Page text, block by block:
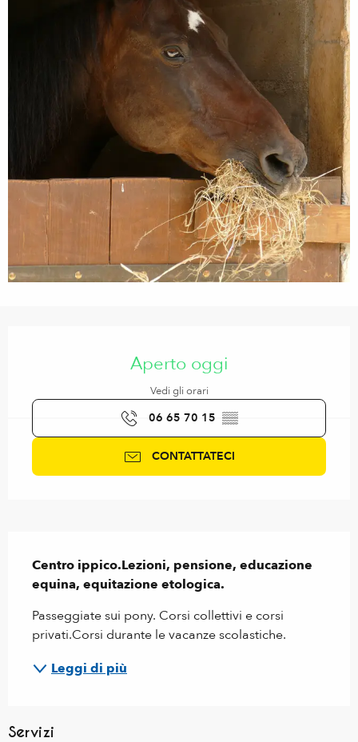
Aperto oggi
Vedi gli orari
06 65 70 15 ▒▒
CONTATTATECI
Centro ippico.Lezioni, pensione, educazione
equina, equitazione etologica.
Passeggiate sui pony. Corsi collettivi e corsi
privati.Corsi durante le vacanze scolastiche.
Leggi di più
Servizi